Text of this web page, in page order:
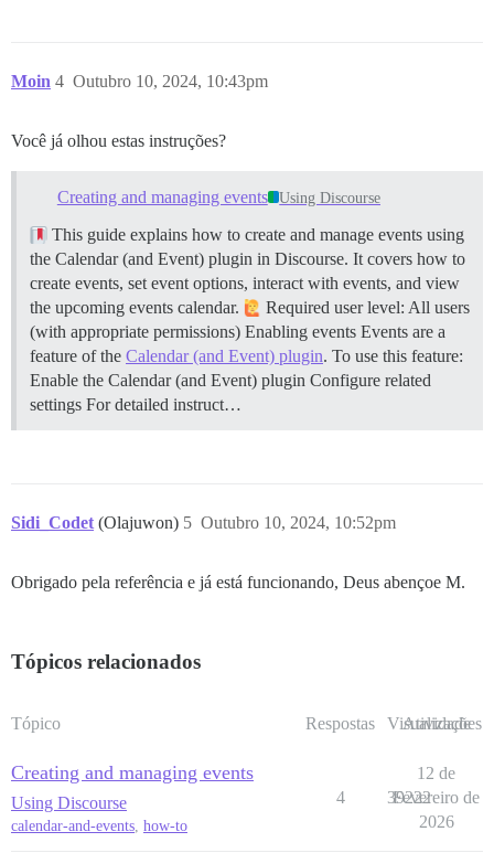
Moin Outubro 10, 2024, 10:43pm
4
Você já olhou estas instruções?
Creating and managing events Using Discourse
This guide explains how to create and manage events using
the Calendar (and Event) plugin in Discourse. It covers how to
create events, set event options, interact with events, and view
the upcoming events calendar.
Required user level: All users
(with appropriate permissions) Enabling events Events are a
feature of the Calendar (and Event) plugin. To use this feature:
Enable the Calendar (and Event) plugin Configure related
settings For detailed instruct…
Sidi_Codet (Olajuwon) Outubro 10, 2024, 10:52pm
5
Obrigado pela referência e já está funcionando, Deus abençoe M.
Tópicos relacionados
Tópico Respostas Visualizações
Atividade
Creating and managing events
Using Discourse
calendar-and-events how-to
4 39222
12 de
Fevereiro de
2026